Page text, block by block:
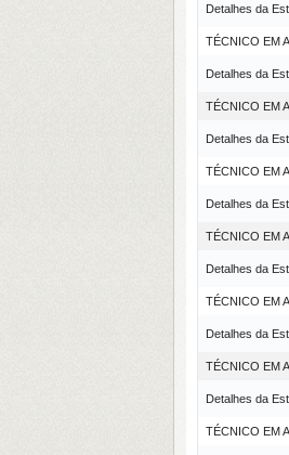
Detalhes da
TÉCNICO EM
Detalhes da
TÉCNICO EM
Detalhes da
TÉCNICO EM
Detalhes da
TÉCNICO EM
Detalhes da
TÉCNICO EM
Detalhes da
TÉCNICO EM
Detalhes da
TÉCNICO EM